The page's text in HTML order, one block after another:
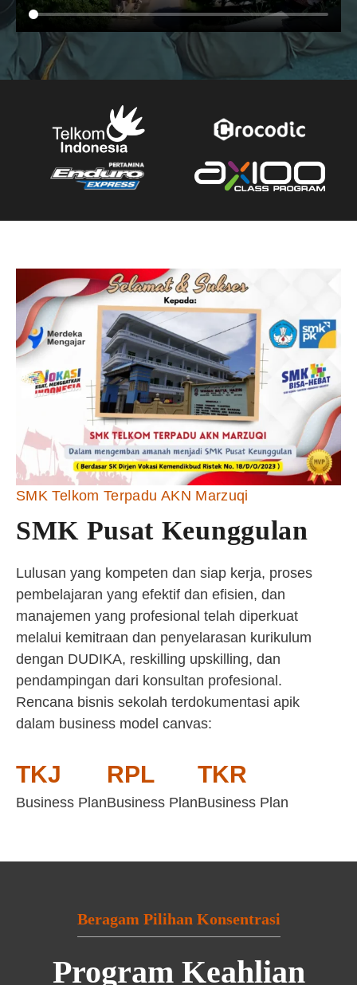
SMK Telkom Terpadu AKN Marzuqi
SMK Pusat Keunggulan
Lulusan yang kompeten dan siap kerja, proses
pembelajaran yang efektif dan efisien, dan
manajemen yang profesional telah diperkuat
melalui kemitraan dan penyelarasan kurikulum
dengan DUDIKA, reskilling upskilling, dan
pendampingan dari konsultan profesional.
Rencana bisnis sekolah terdokumentasi apik
dalam business model canvas:
TKJ
Business Plan
RPL
Business Plan
TKR
Business Plan
Beragam Pilihan Konsentrasi
Program Keahlian